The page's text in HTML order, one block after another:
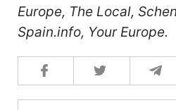
Europe, The Local,
Spain.info, Your Europe.